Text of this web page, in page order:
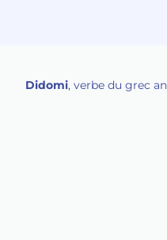
Didomi, verbe du grec